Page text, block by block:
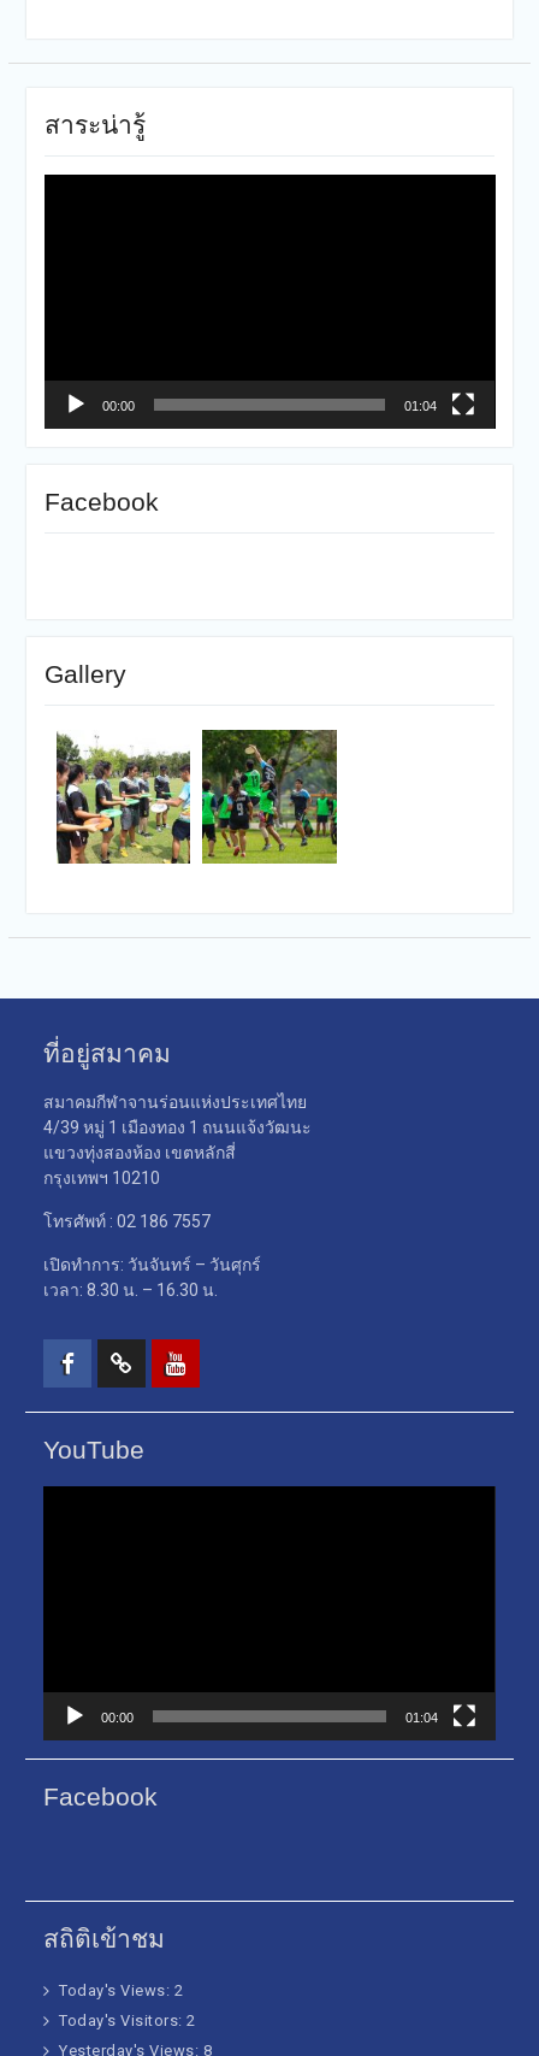
สาระน่ารู้
00:00 01:04
Facebook
Gallery
ที่อยู่สมาคม
สมาคมกีฬาจานร่อนแห่งประเทศไทย
4/39 หมู่ 1 เมืองทอง 1 ถนนแจ้งวัฒนะ
แขวงทุ่งสองห้อง เขตหลักสี่
กรุงเทพฯ 10210
โทรศัพท์ : 02 186 7557
เปิดทำการ: วันจันทร์ – วันศุกร์
เวลา: 8.30 น. – 16.30 น.
YouTube
00:00 01:04
Facebook
สถิติเข้าชม
Today's Views: 2
Today's Visitors:2
Yesterday's Views: 8